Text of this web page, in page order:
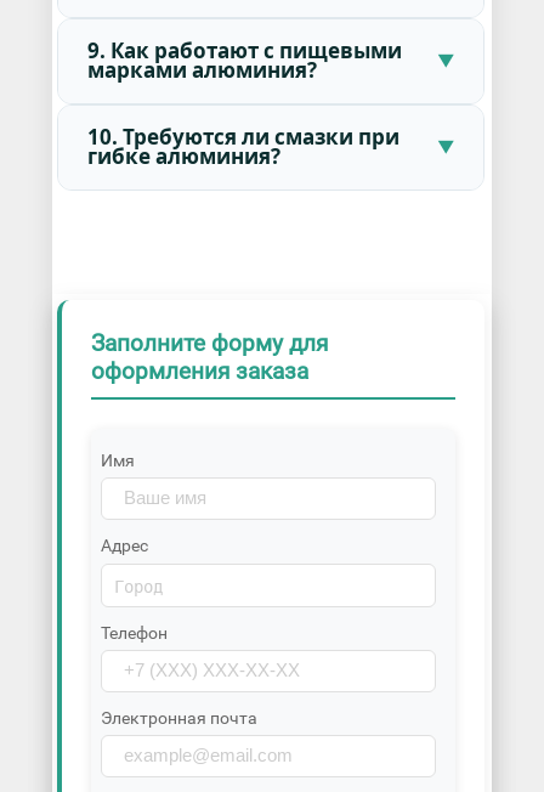
9. Как работают с пищевыми
марками алюминия?
10. Требуются ли смазки при
гибке алюминия?
Заполните форму для
оформления заказа
Имя
Адрес
Телефон
Электронная почта